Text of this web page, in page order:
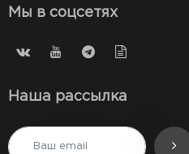
Мы в соцсетях
Наша рассылка